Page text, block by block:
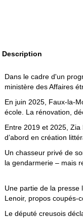
Description
Dans le cadre d'un
ministère des Affaires
En juin 2025, Faux-la-
école. La rénovation,
Entre 2019 et 2025,
d’abord en création
Un chasseur privé de
la gendarmerie – mais
Une partie de la presse
Lenoir, propos coupés-
Le député creusois